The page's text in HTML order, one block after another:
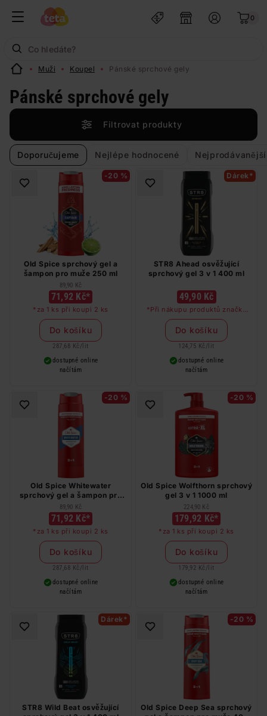
0
Muži Koupel Pánské sprchové gely
Pánské sprchové gely
Filtrovat produkty
Doporučujeme Nejlépe hodnocené Nejprodávanější
-20 %
Old Spice sprchový gel a
šampon pro muže 250 ml
89,90 Kč
71,92 Kč*
*za 1 ks při koupi 2 ks
Do košíku
287,68 Kč / lit
dostupné online
načítám
Dárek*
STR8 Ahead osvěžující
sprchový gel 3 v 1 400 ml
49,90 Kč
*Při nákupu produktů značky
STR8 v hodnotě nad 249 Kč
dostanete deodorant STR8 Red
Code jako dárek
Do košíku
124,75 Kč / lit
dostupné online
načítám
-20 %
Old Spice Whitewater
sprchový gel a šampon pro
muže 250 ml
89,90 Kč
71,92 Kč*
*za 1 ks při koupi 2 ks
Do košíku
287,68 Kč / lit
dostupné online
načítám
-20 %
Old Spice Wolfthorn sprchový
gel 3 v 1 1000 ml
224,90 Kč
179,92 Kč*
*za 1 ks při koupi 2 ks
Do košíku
179,92 Kč / lit
dostupné online
načítám
Dárek*
STR8 Wild Beat osvěžující
-20 %
Old Spice Deep Sea sprchový